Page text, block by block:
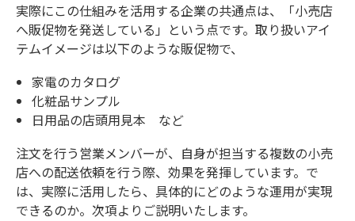
実際にこの仕組みを活用する企業の共通点は、「小売店
へ販促物を発送している」という点です。取り扱いアイ
テムイメージは以下のような販促物で、
家電のカタログ
化粧品サンプル
日用品の店頭用見本 など
注文を行う営業メンバーが、自身が担当する複数の小売
店への配送依頼を行う際、効果を発揮しています。で
は、実際に活用したら、具体的にどのような運用が実現
できるのか。次項よりご説明いたします。